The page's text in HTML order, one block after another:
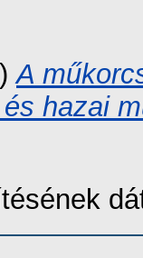
A
hazai